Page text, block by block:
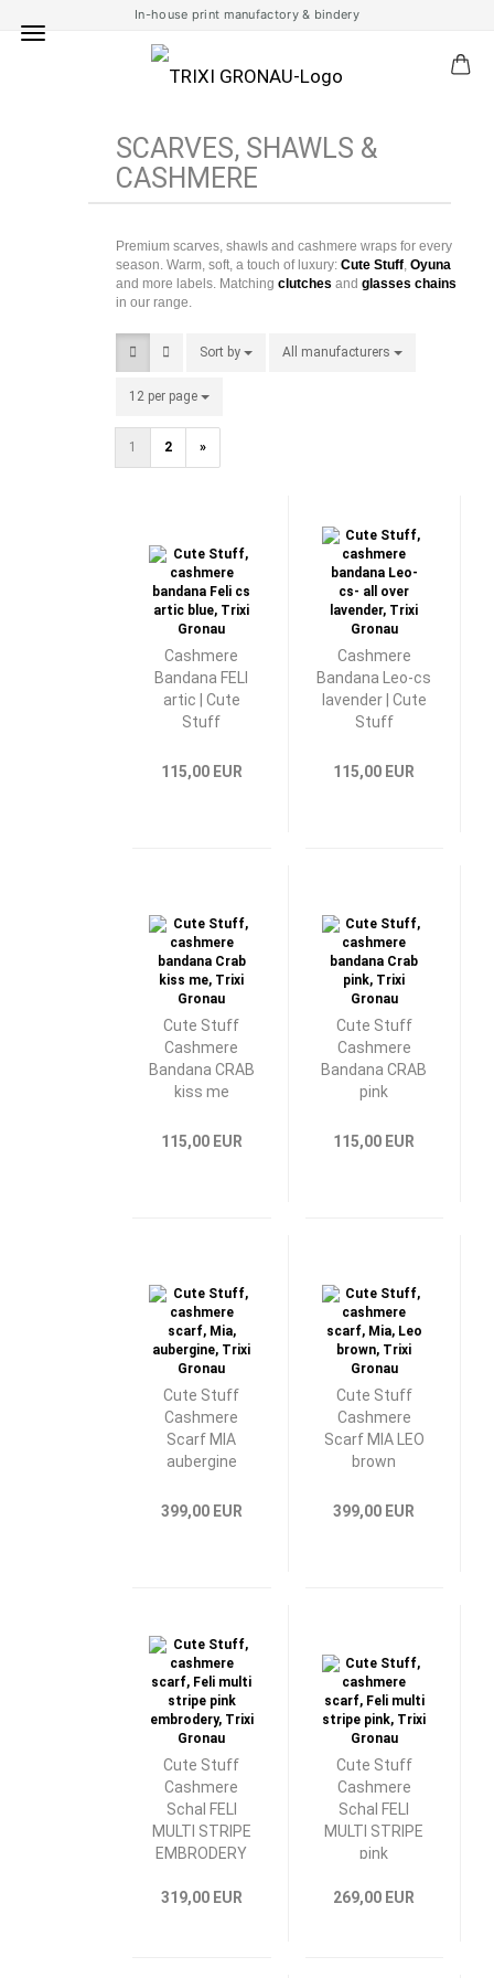
In-house print manufactory & bindery
SCARVES, SHAWLS &
CASHMERE
Premium scarves, shawls and cashmere wraps for every
season. Warm, soft, a touch of luxury:Cute Stuff,Oyuna
and more labels. Matchingclutches andglasses chains
in our range.
Sort by
Sort by All manufacturers
per page
12 per page
per page
1 2 »
Cashmere
Bandana FELI
artic | Cute
Stuff
115,00 EUR
Cashmere
Bandana Leo-cs
lavender | Cute
Stuff
115,00 EUR
Cute Stuff
Cashmere
Bandana CRAB
kiss me
115,00 EUR
Cute Stuff
Cashmere
Bandana CRAB
pink
115,00 EUR
Cute Stuff
Cashmere
Scarf MIA
aubergine
399,00 EUR
Cute Stuff
Cashmere
Scarf MIA LEO
brown
399,00 EUR
Cute Stuff
Cashmere
Schal FELI
MULTI STRIPE
EMBRODERY
319,00 EUR
Cute Stuff
Cashmere
Schal FELI
MULTI STRIPE
pink
269,00 EUR